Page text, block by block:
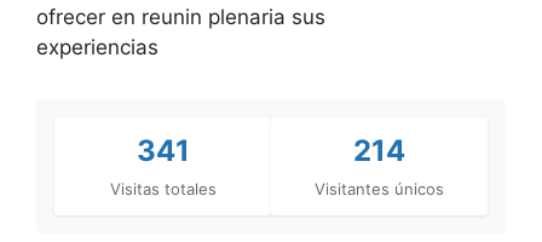
ofrecer en reunin plenaria sus
experiencias
341
Visitas totales
214
Visitantes únicos